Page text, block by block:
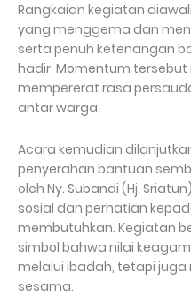
Rangkaian kegiatan
yang menggema dan
serta penuh ketenangan
hadir. Momentum
mempererat rasa
antar warga.
Acara kemudian
penyerahan bantuan
oleh Ny. Subandi (Hj.
sosial dan perhatian
membutuhkan. Kegiatan
simbol bahwa nilai
melalui ibadah, tetapi
sesama.